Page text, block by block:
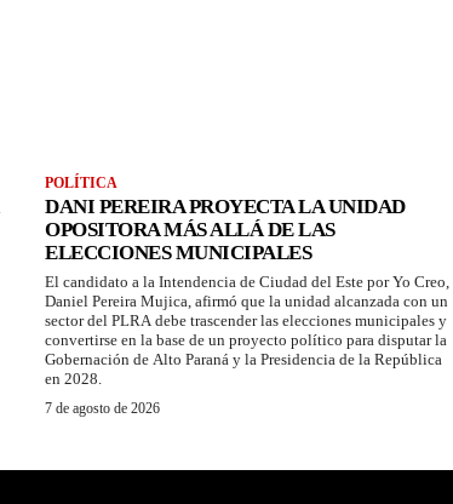
POLÍTICA
DANI PEREIRA PROYECTA LA UNIDAD
OPOSITORA MÁS ALLÁ DE LAS
ELECCIONES MUNICIPALES
El candidato a la Intendencia de Ciudad del Este por Yo Creo,
Daniel Pereira Mujica, afirmó que la unidad alcanzada con un
sector del PLRA debe trascender las elecciones municipales y
convertirse en la base de un proyecto político para disputar la
Gobernación de Alto Paraná y la Presidencia de la República
en 2028.
7 de agosto de 2026